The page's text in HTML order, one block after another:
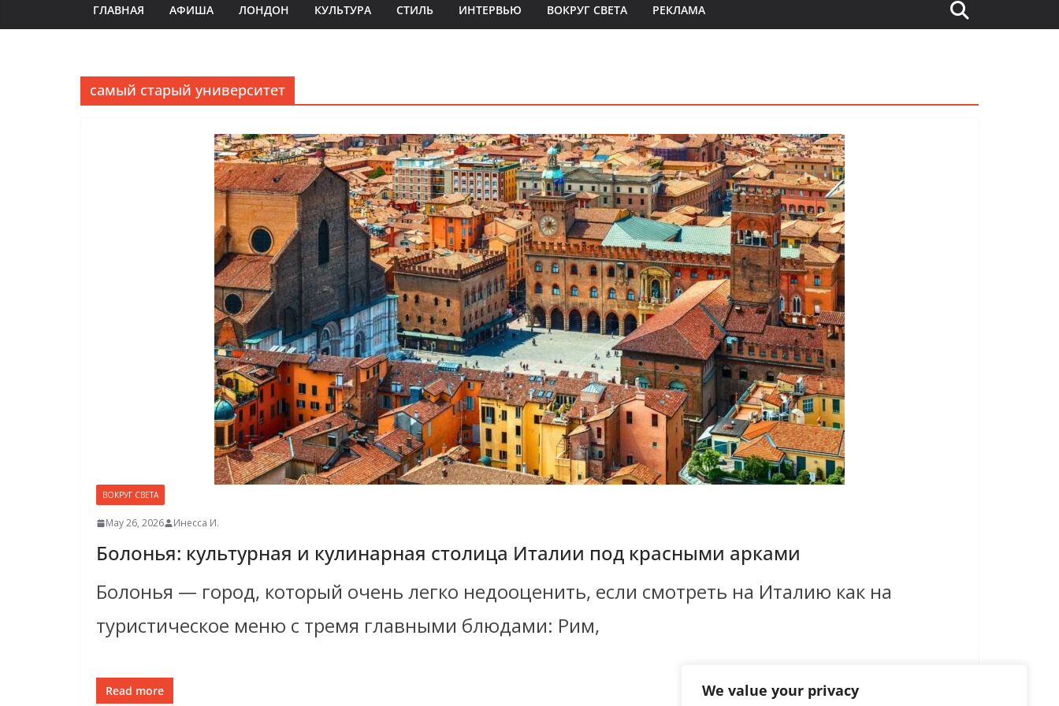
We value your privacy
ГЛАВНАЯ АФИША ЛОНДОН КУЛЬТУРА СТИЛЬ ИНТЕРВЬЮ ВОКРУГ СВЕТА РЕКЛАМА
самый старый университет
ВОКРУГ СВЕТА
May 26, 2026 Инесса И.
Болонья: культурная и кулинарная столица Италии под красными арками
Болонья — город, который очень легко недооценить, если смотреть на Италию как на
туристическое меню с тремя главными блюдами: Рим,
Read more